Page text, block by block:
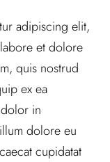
adipiscing elit,
et dolore
quis nostrud
ex ea
in
dolore eu
cupidatat